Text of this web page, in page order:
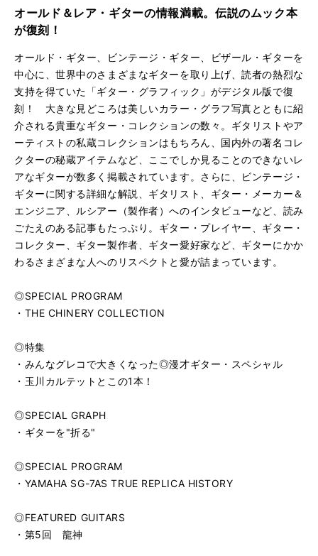
オールド＆レア・ギターの情報満載。伝説のムック本
が復刻！
オールド・ギター、ビンテージ・ギター、ビザール・ギターを
中心に、世界中のさまざまなギターを取り上げ、読者の熱烈な
支持を得ていた「ギター・グラフィック」がデジタル版で復
刻！ 大きな見どころは美しいカラー・グラフ写真とともに紹
介される貴重なギター・コレクションの数々。ギタリストやア
ーティストの私蔵コレクションはもちろん、国内外の著名コレ
クターの秘蔵アイテムなど、ここでしか見ることのできないレ
アなギターが数多く掲載されています。さらに、ビンテージ・
ギターに関する詳細な解説、ギタリスト、ギター・メーカー＆
エンジニア、ルシアー（製作者）へのインタビューなど、読み
ごたえのある記事もたっぷり。ギター・プレイヤー、ギター・
コレクター、ギター製作者、ギター愛好家など、ギターにかか
わるさまざまな人へのリスペクトと愛が詰まっています。
◎SPECIAL PROGRAM
・THE CHINERY COLLECTION
◎特集
・みんなグレコで大きくなった◎漫才ギター・スペシャル
・玉川カルテットとこの1本！
◎SPECIAL GRAPH
・ギターを"折る"
◎SPECIAL PROGRAM
・YAMAHA SG-7AS TRUE REPLICA HlSTORY
◎FEATURED GUITARS
・第5回 龍神